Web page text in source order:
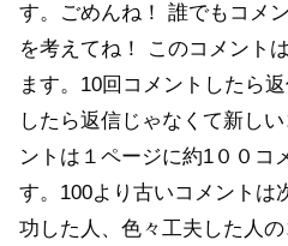
す。ごめんね！ 誰でもコメ
を考えてね！ このコメント
ます。10回コメントしたら
したら返信じゃなくて新し
ントは１ページに約1００コ
す。100より古いコメントは
功した人、色々工夫した人